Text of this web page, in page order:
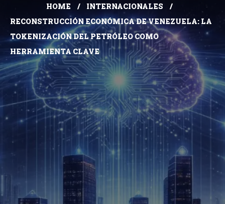
HOME
INTERNACIONALES
RECONSTRUCCIÓN ECONÓMICA DE VENEZUELA: LA
TOKENIZACIÓN DEL PETRÓLEO COMO
HERRAMIENTA CLAVE